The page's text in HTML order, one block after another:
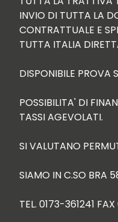
INVIO DI TUTTA LA
CONTRATTUALE E
TUTTA ITALIA
DISPONIBILE PROVA
POSSIBILITA' DI
TASSI AGEVOLATI.
SI VALUTANO
SIAMO IN C.SO BRA
TEL. 0173-361241